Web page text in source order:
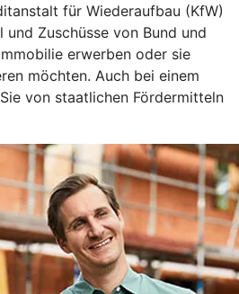
für Wiederaufbau (KfW)
Zuschüsse von Bund und
erwerben oder sie
möchten. Auch bei einem
von staatlichen Fördermitteln